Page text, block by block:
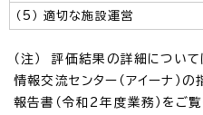
（5） 適切な施設運営
（注） 評価結果の詳細について
情報交流センター（アイーナ）
報告書（令和2年度業務）をご覧